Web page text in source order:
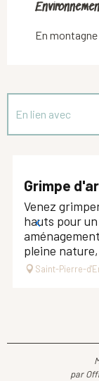
En montagne
En lien avec
Grimpe
Venez
hauts pour
pleine
Saint-Pierre-
par